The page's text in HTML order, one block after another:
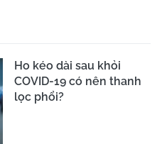
Ho kéo dài sau khỏi
COVID-19 có nên thanh
lọc phổi?